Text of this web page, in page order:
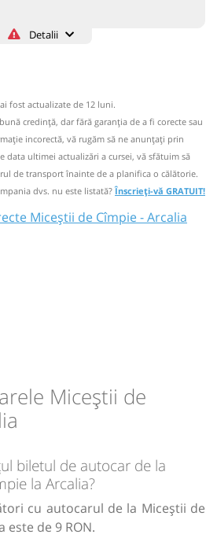
Detalii
și vineri
de 6 ani.Se zice că circulă
Cîmpie
Halta Micestii de
| Ultima actualizare:08/2020
fost actualizate de 12 luni.
credinţă, dar fără garanţia de a fi corecte sau
incorectă, vă rugăm să ne anunțați prin
data ultimei actualizări a cursei, vă sfătuim să
de transport înainte de a planifica o călătorie.
dvs. nu este listată?Înscrieți-vă GRATUIT!
Miceștii de Cîmpie - Arcalia
Miceștii de
biletul de autocar de la
la Arcalia?
cu autocarul de la Miceștii de
este de 9 RON.